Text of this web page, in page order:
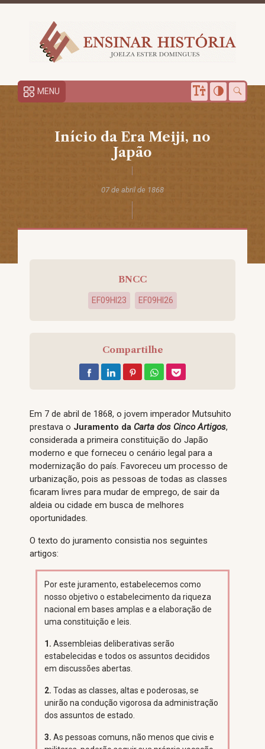
MENU
Início da Era Meiji, no
Japão
07 de abril de 1868
BNCC
EF09HI23 EF09HI26
Compartilhe
Em 7 de abril de 1868, o jovem imperador Mutsuhito
prestava o Juramento da Carta dos Cinco Artigos,
considerada a primeira constituição do Japão
moderno e que forneceu o cenário legal para a
modernização do país. Favoreceu um processo de
urbanização, pois as pessoas de todas as classes
ficaram livres para mudar de emprego, de sair da
aldeia ou cidade em busca de melhores
oportunidades.
O texto do juramento consistia nos seguintes
artigos:
Por este juramento, estabelecemos como
nosso objetivo o estabelecimento da riqueza
nacional em bases amplas e a elaboração de
uma constituição e leis.
1. Assembleias deliberativas serão
estabelecidas e todos os assuntos decididos
em discussões abertas.
2. Todas as classes, altas e poderosas, se
unirão na condução vigorosa da administração
dos assuntos de estado.
3. As pessoas comuns, não menos que civis e